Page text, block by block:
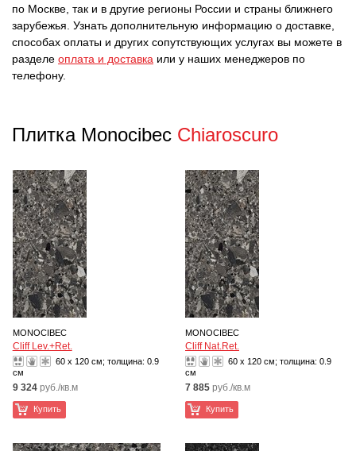
по Москве, так и в другие регионы России и страны ближнего
зарубежья. Узнать дополнительную информацию о доставке,
способах оплаты и других сопутствующих услугах вы можете в
разделе оплата и доставка или у наших менеджеров по
телефону.
Плитка Monocibec Chiaroscuro
MONOCIBEC
Cliff Lev.+Ret.
60 x 120 см; толщина: 0.9
см
9 324 руб./кв.м
Купить
MONOCIBEC
Cliff Nat.Ret.
60 x 120 см; толщина: 0.9
см
7 885 руб./кв.м
Купить